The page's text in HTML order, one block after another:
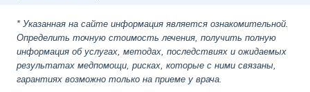
* Указанная на сайте информация является ознакомительной.
Определить точную стоимость лечения, получить полную
информация об услугах, методах, последствиях и ожидаемых
результатах медпомощи, рисках, которые с ними связаны,
гарантиях возможно только на приеме у врача.